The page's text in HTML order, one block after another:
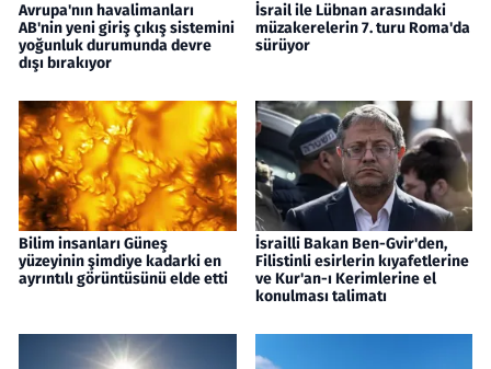
Avrupa'nın havalimanları
AB'nin yeni giriş çıkış sistemini
yoğunluk durumunda devre
dışı bırakıyor
İsrail ile Lübnan arasındaki
müzakerelerin 7. turu Roma'da
sürüyor
Bilim insanları Güneş
yüzeyinin şimdiye kadarki en
ayrıntılı görüntüsünü elde etti
İsrailli Bakan Ben-Gvir'den,
Filistinli esirlerin kıyafetlerine
ve Kur'an-ı Kerimlerine el
konulması talimatı